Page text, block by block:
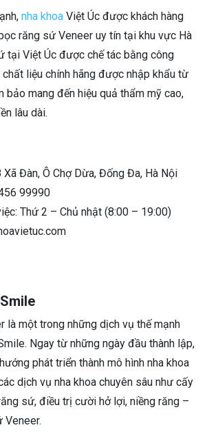
nha khoa Việt Úc được khách hàng
răng sứ Veneer uy tín tại khu vực Hà
tại Việt Úc được chế tác bằng công
liệu chính hãng được nhập khẩu từ
bảo mang đến hiệu quả thẩm mỹ cao,
lâu dài.
Đàn, Ô Chợ Dừa, Đống Đa, Hà Nội
99990
Thứ 2 – Chủ nhật (8:00 – 19:00)
là một trong những dịch vụ thế mạnh
Ngay từ những ngày đầu thành lập,
phát triển thành mô hình nha khoa
dịch vụ nha khoa chuyên sâu như cấy
sứ, điều trị cười hở lợi, niềng răng –
Veneer.